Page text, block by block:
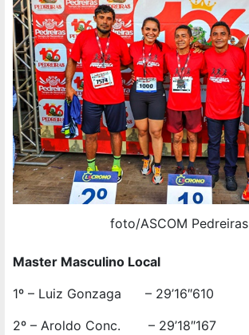
foto/ASCOM Pedreiras
Master Masculino Local
1º – Luiz Gonzaga – 29’16″610
2º – Aroldo Conc. – 29’18″167